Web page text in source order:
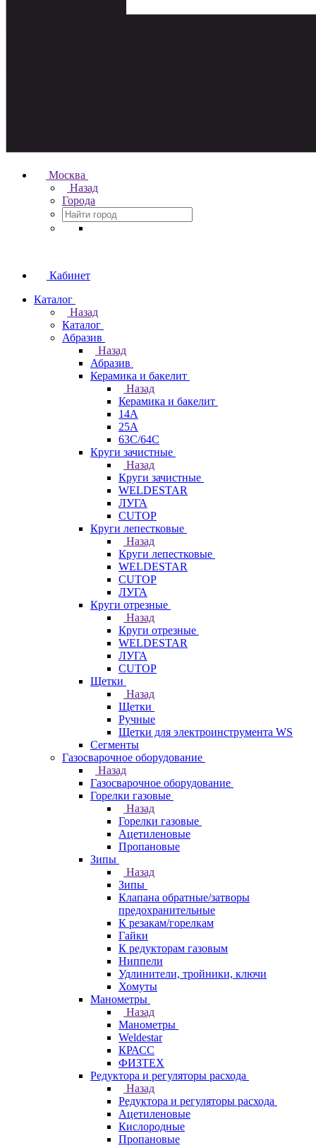
Москва
Назад
Города
Кабинет
Каталог
Назад
Каталог
Абразив
Назад
Абразив
Керамика и бакелит
Назад
Керамика и бакелит
14А
25А
63С/64С
Круги зачистные
Назад
Круги зачистные
WELDESTAR
ЛУГА
CUTOP
Круги лепестковые
Назад
Круги лепестковые
WELDESTAR
CUTOP
ЛУГА
Круги отрезные
Назад
Круги отрезные
WELDESTAR
ЛУГА
CUTOP
Щетки
Назад
Щетки
Ручные
Щетки для электроинструмента WS
Сегменты
Газосварочное оборудование
Назад
Газосварочное оборудование
Горелки газовые
Назад
Горелки газовые
Ацетиленовые
Пропановые
Зипы
Назад
Зипы
Клапана обратные/затворы
предохранительные
К резакам/горелкам
Гайки
К редукторам газовым
Ниппели
Удлинители, тройники, ключи
Хомуты
Манометры
Назад
Манометры
Weldestar
КРАСС
ФИЗТЕХ
Редуктора и регуляторы расхода
Назад
Редуктора и регуляторы расхода
Ацетиленовые
Кислородные
Пропановые